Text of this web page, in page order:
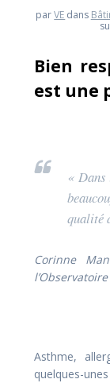
parVE dans
Bien
est une
«
qualité
Corinne
Asthme,
quelques-